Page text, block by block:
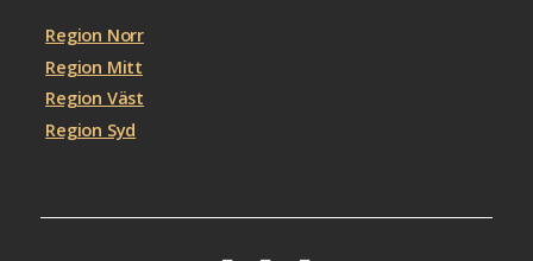
Region Norr
Region Mitt
Region Väst
Region Syd